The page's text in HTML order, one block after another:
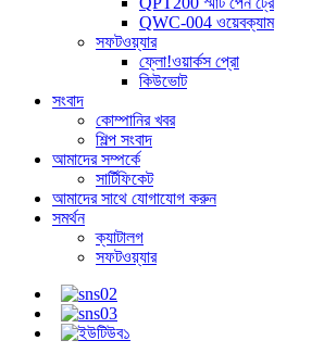
QWC-004 ওয়েবক্যাম
সফটওয়্যার
ফ্লো!ওয়ার্কস প্রো
কিউভোট
সংবাদ
কোম্পানির খবর
শিল্প সংবাদ
আমাদের সম্পর্কে
সার্টিফিকেট
আমাদের সাথে যোগাযোগ করুন
সমর্থন
ক্যাটালগ
সফটওয়্যার